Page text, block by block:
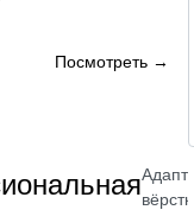
Посмотреть →